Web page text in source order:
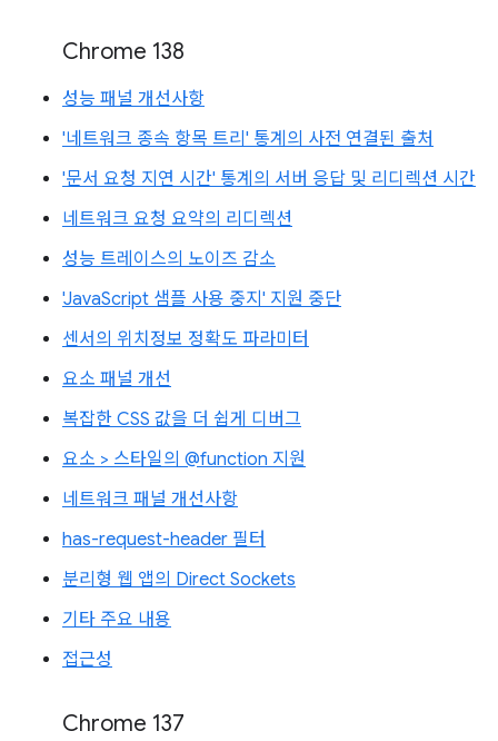
Chrome 138
성능 패널 개선사항
'네트워크 종속 항목 트리' 통계의 사전 연결된 출처
'문서 요청 지연 시간' 통계의 서버 응답 및 리디렉션 시간
네트워크 요청 요약의 리디렉션
성능 트레이스의 노이즈 감소
'JavaScript 샘플 사용 중지' 지원 중단
센서의 위치정보 정확도 파라미터
요소 패널 개선
복잡한 CSS 값을 더 쉽게 디버그
요소 > 스타일의 @function 지원
네트워크 패널 개선사항
has-request-header 필터
분리형 웹 앱의 Direct Sockets
기타 주요 내용
접근성
Chrome 137